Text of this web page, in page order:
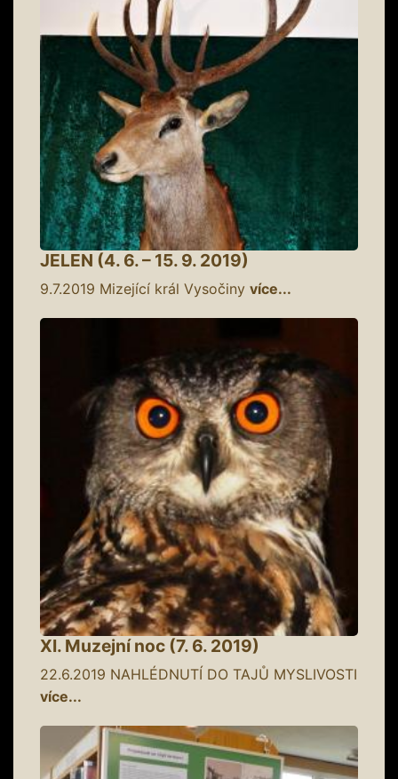
JELEN (4. 6. – 15. 9. 2019)
9.7.2019 Mizející král Vysočiny více...
XI. Muzejní noc (7. 6. 2019)
22.6.2019 NAHLÉDNUTÍ DO TAJŮ MYSLIVOSTI
více...